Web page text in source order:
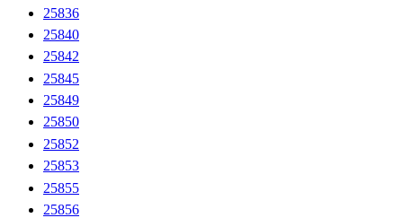
25836
25840
25842
25845
25849
25850
25852
25853
25855
25856